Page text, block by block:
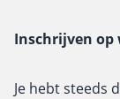
Inschrijven op
Je hebt steeds